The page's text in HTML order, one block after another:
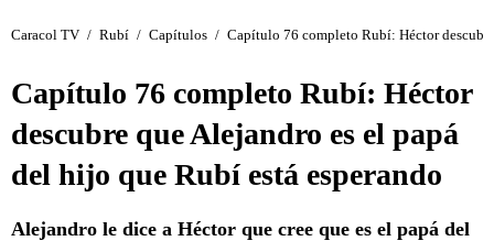
Caracol TV / Rubí / Capítulos / Capítulo 76 completo Rubí: Héctor
Capítulo 76 completo Rubí: Héctor
descubre que Alejandro es el papá
del hijo que Rubí está esperando
Alejandro le dice a Héctor que cree que es el papá del